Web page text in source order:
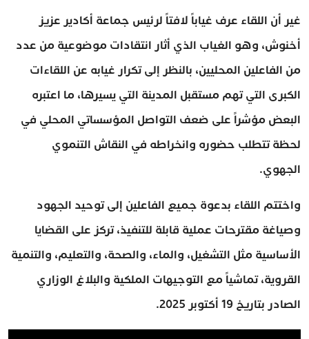
غير أن اللقاء عرف غياباً لافتاً لرئيس جماعة أكادير عزيز
أخنوش، وهو الغياب الذي أثار انتقادات موضوعية من عدد
من الفاعلين المحليين، بالنظر إلى تكرار غيابه عن اللقاءات
الكبرى التي تهم مستقبل المدينة التي يسيرها، ما اعتبره
البعض مؤشراً على ضعف التواصل المؤسساتي المحلي في
لحظة تتطلب حضوره وانخراطه في النقاش التنموي
الجهوي.
واختتم اللقاء بدعوة جميع الفاعلين إلى توحيد الجهود
وصياغة مقترحات عملية قابلة للتنفيذ، تركز على القضايا
الأساسية مثل التشغيل، والماء، والصحة، والتعليم، والتنمية
القروية، تماشياً مع التوجيهات الملكية والبلاغ الوزاري
الصادر بتاريخ 19 أكتوبر 2025.